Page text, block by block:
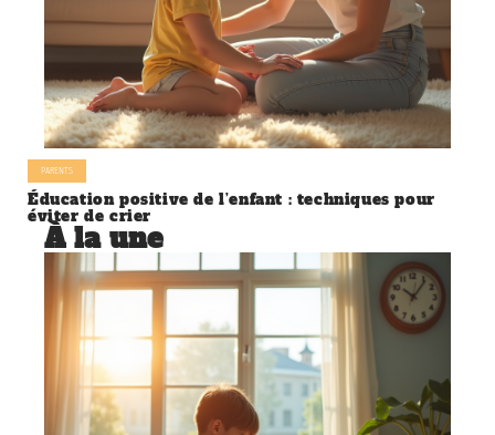
PARENTS
Éducation positive de l’enfant : techniques pour
éviter de crier
À la une